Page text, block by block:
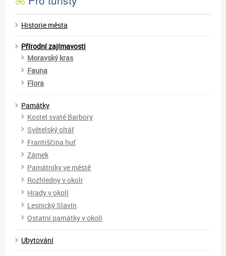
Historie města
Přírodní zajímavosti
Moravský kras
Fauna
Flora
Památky
Kostel svaté Barbory
Světelský oltář
Františčina huť
Zámek
Památníky ve městě
Rozhledny v okolí
Hrady v okolí
Lesnický Slavín
Ostatní památky v okolí
Ubytování